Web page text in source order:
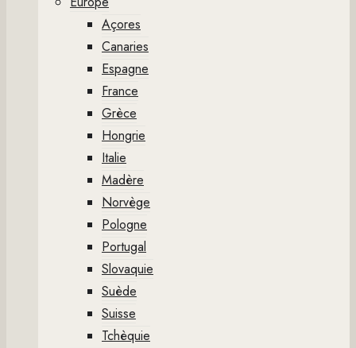
Açores
Canaries
Espagne
France
Grèce
Hongrie
Italie
Madère
Norvège
Pologne
Portugal
Slovaquie
Suède
Suisse
Tchèquie